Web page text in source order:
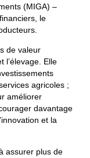
(MIGA) –
le
de valeur
l’élevage. Elle
agricoles ;
améliorer
davantage
et la
assurer plus de